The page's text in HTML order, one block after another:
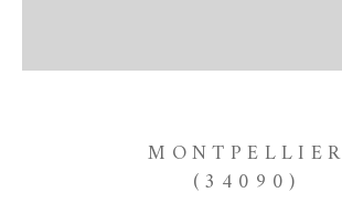
MONTPELLIER
(34090)